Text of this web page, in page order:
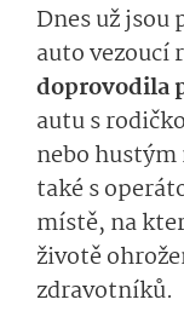
Dnes už jsou
auto vezoucí
doprovodila
autu s
nebo hustým
také s
místě, na
životě
zdravotníků.